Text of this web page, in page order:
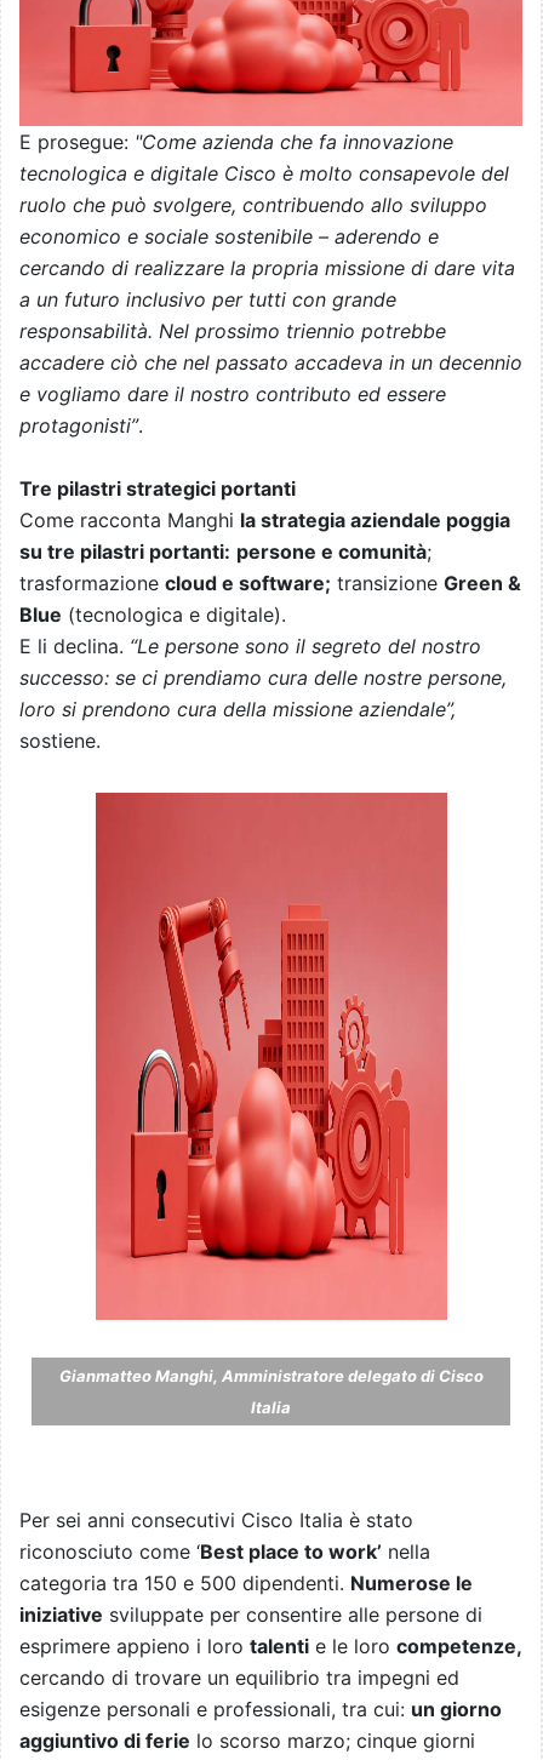
E prosegue: "Come azienda che fa innovazione
tecnologica e digitale Cisco è molto consapevole del
ruolo che può svolgere, contribuendo allo sviluppo
economico e sociale sostenibile – aderendo e
cercando di realizzare la propria missione di dare vita
a un futuro inclusivo per tutti con grande
responsabilità. Nel prossimo triennio potrebbe
accadere ciò che nel passato accadeva in un decennio
e vogliamo dare il nostro contributo ed essere
protagonisti”.
Tre pilastri strategici portanti
Come racconta Manghi la strategia aziendale poggia
su tre pilastri portanti: persone e comunità;
trasformazione cloud e software; transizione Green &
Blue (tecnologica e digitale).
E li declina. “Le persone sono il segreto del nostro
successo: se ci prendiamo cura delle nostre persone,
loro si prendono cura della missione aziendale”,
sostiene.
Gianmatteo Manghi, Amministratore delegato di Cisco
Italia
Per sei anni consecutivi Cisco Italia è stato
riconosciuto come ‘Best place to work’ nella
categoria tra 150 e 500 dipendenti. Numerose le
iniziative sviluppate per consentire alle persone di
esprimere appieno i loro talenti e le loro competenze,
cercando di trovare un equilibrio tra impegni ed
esigenze personali e professionali, tra cui: un giorno
aggiuntivo di ferie lo scorso marzo; cinque giorni